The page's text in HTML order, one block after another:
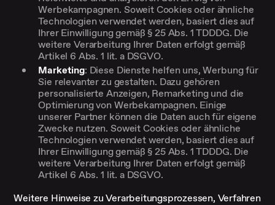
Werbekampagnen. Soweit Cookies oder ähnliche
Technologien verwendet werden, basiert dies auf
Ihrer Einwilligung gemäß § 25 Abs. 1 TDDDG. Die
weitere Verarbeitung Ihrer Daten erfolgt gemäß
Artikel 6 Abs. 1 lit. a DSGVO.
Marketing: Diese Dienste helfen uns, Werbung für
Sie relevanter zu gestalten. Dazu gehören
personalisierte Anzeigen, Remarketing und die
Optimierung von Werbekampagnen. Einige
unserer Partner können die Daten auch für eigene
Zwecke nutzen. Soweit Cookies oder ähnliche
Technologien verwendet werden, basiert dies auf
Ihrer Einwilligung gemäß § 25 Abs. 1 TDDDG. Die
weitere Verarbeitung Ihrer Daten erfolgt gemäß
Artikel 6 Abs. 1 lit. a DSGVO.
Weitere Hinweise zu Verarbeitungsprozessen, Verfahren